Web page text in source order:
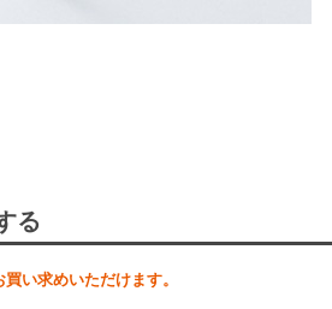
る
い求めいただけます。